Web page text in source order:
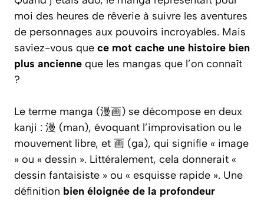
moi des heures de rêverie à suivre les aventures
de personnages aux pouvoirs incroyables. Mais
saviez-vous que ce mot cache une histoire bien
plus ancienne que les mangas que l’on connaît
?
Le terme manga (漫画) se décompose en deux
kanji : 漫 (man), évoquant l’improvisation ou le
mouvement libre, et 画 (ga), qui signifie « image
» ou « dessin ». Littéralement, cela donnerait «
dessin fantaisiste » ou « esquisse rapide ». Une
définition bien éloignée de la profondeur